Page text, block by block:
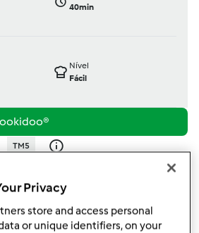
40min
Nível
Fácil
TM5
alterado: 17.09.2019
às minhas coleções
Privacy
store and access personal
or unique identifiers, on your